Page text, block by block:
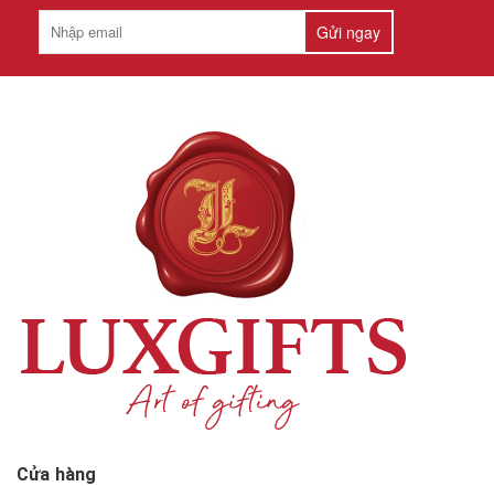
Gửi ngay
Cửa hàng